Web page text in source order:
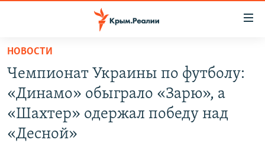
Вернуться
основному
содержанию
Вернутся
главной
ГРУЗ 200
КАРТА ВОЕННЫХ ОБЪЕКТОВ КРЫМА
ВОДА
ИСТОРИЯ
НОВОСТИ
Чемпионат Украины по футболу:
«Динамо» обыграло «Зарю», а
«Шахтер» одержал победу над
«Десной»